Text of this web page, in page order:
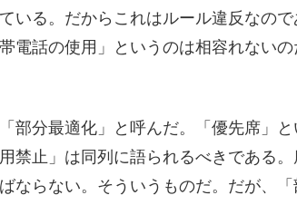
いる。だからこれはルール違反なの
電話の使用」というのは相容れない
部分最適化」と呼んだ。「優先席」
禁止」は同列に語られるべきである
ならない。そういうものだ。だが、